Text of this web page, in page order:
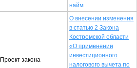
найм
Проект закона
О внесении изменения
в статью 2 Закона
Костромской области
«О применении
инвестиционного
налогового вычета по